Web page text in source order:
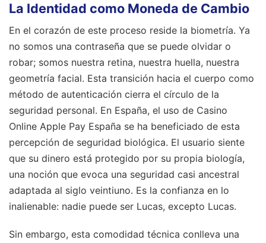
La Identidad como Moneda de Cambio
En el corazón de este proceso reside la biometría. Ya
no somos una contraseña que se puede olvidar o
robar; somos nuestra retina, nuestra huella, nuestra
geometría facial. Esta transición hacia el cuerpo como
método de autenticación cierra el círculo de la
seguridad personal. En España, el uso de Casino
Online Apple Pay España se ha beneficiado de esta
percepción de seguridad biológica. El usuario siente
que su dinero está protegido por su propia biología,
una noción que evoca una seguridad casi ancestral
adaptada al siglo veintiuno. Es la confianza en lo
inalienable: nadie puede ser Lucas, excepto Lucas.
Sin embargo, esta comodidad técnica conlleva una